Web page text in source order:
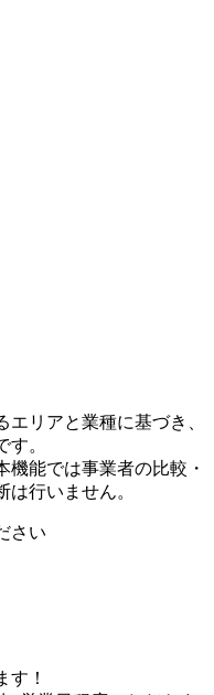
リアと業種に基づき、
。
機能では事業者の比較・
行いません。
さい
す！